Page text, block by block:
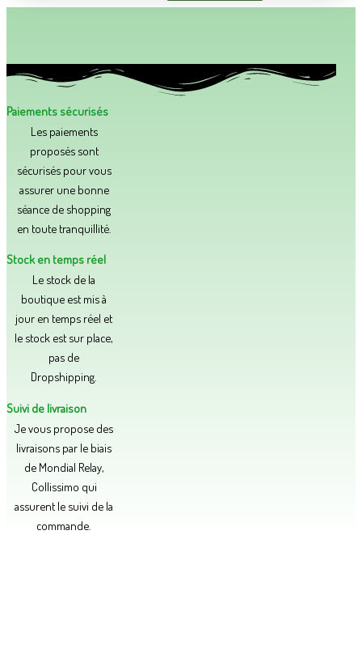
Paiements sécurisés
Les paiements
proposés sont
sécurisés pour vous
assurer une bonne
séance de shopping
en toute tranquillité.​
Stock en temps réel
Le stock de la
boutique est mis à
jour en temps réel et
le stock est sur place,
pas de
Dropshipping.
Suivi de livraison
Je vous propose des
livraisons par le biais
de Mondial Relay,
Collissimo qui
assurent le suivi de la
commande.